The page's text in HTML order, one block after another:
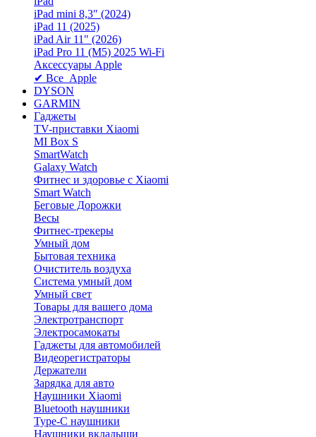
iPad mini 8,3″ (2024)
iPad 11 (2025)
iPad Air 11" (2026)
iPad Pro 11 (M5) 2025 Wi-Fi
Аксессуары Apple
✔ Все Apple
DYSON
GARMIN
Гаджеты
TV-приставки Xiaomi
MI Box S
SmartWatch
Galaxy Watch
Фитнес и здоровье с Xiaomi
Smart Watch
Беговые Дорожки
Весы
Фитнес-трекеры
Умный дом
Бытовая техника
Очиститель воздуха
Система умный дом
Умный свет
Товары для вашего дома
Электротранспорт
Электросамокаты
Гаджеты для автомобилей
Видеорегистраторы
Держатели
Зарядка для авто
Наушники Xiaomi
Bluetooth наушники
Type-C наушники
Наушники вкладыши